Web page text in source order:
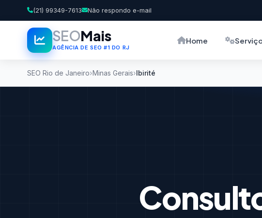
(21) 99349-7613 Não respondo e-mail
SEOMais
AGÊNCIA DE SEO #1 DO RJ
Home
SEO Rio de Janeiro Minas Gerais Ibirité